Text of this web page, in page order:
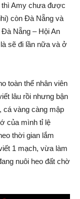
thì Amy chưa được
còn Đà Nẵng và
Nẵng – Hội An
sẽ đi lần nữa và ở
toàn thể nhân viên
lâu rồi nhưng bận
cá vàng càng mập
của mình tỉ lệ
thời gian lắm
1 mạch, vừa làm
nuôi heo đất chờ